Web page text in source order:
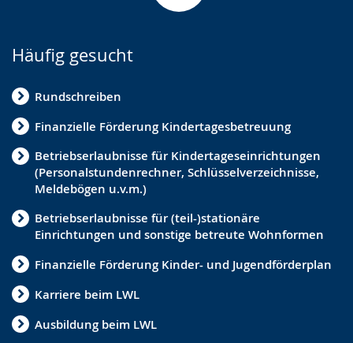
Häufig gesucht
Rundschreiben
Finanzielle Förderung Kindertagesbetreuung
Betriebserlaubnisse für Kindertageseinrichtungen
(Personalstundenrechner, Schlüsselverzeichnisse,
Meldebögen u.v.m.)
Betriebserlaubnisse für (teil-)stationäre
Einrichtungen und sonstige betreute Wohnformen
Finanzielle Förderung Kinder- und Jugendförderplan
Karriere beim LWL
Ausbildung beim LWL